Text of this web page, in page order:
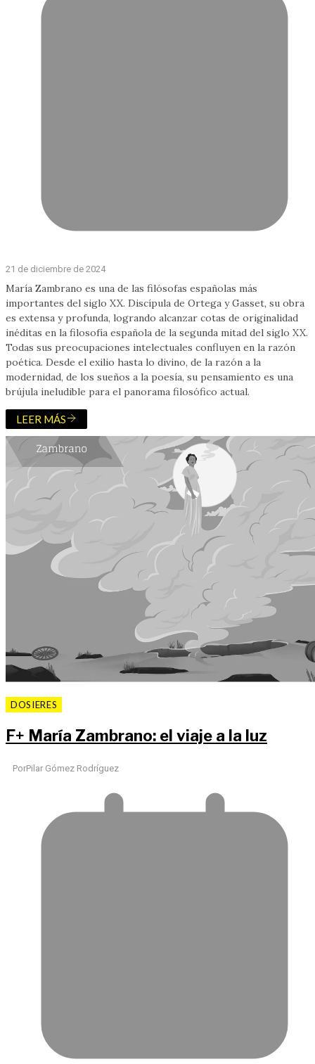
21 de diciembre de 2024
María Zambrano es una de las filósofas españolas más
importantes del siglo XX. Discípula de Ortega y Gasset, su obra
es extensa y profunda, logrando alcanzar cotas de originalidad
inéditas en la filosofía española de la segunda mitad del siglo XX.
Todas sus preocupaciones intelectuales confluyen en la razón
poética. Desde el exilio hasta lo divino, de la razón a la
modernidad, de los sueños a la poesía, su pensamiento es una
brújula ineludible para el panorama filosófico actual.
LEER MÁS
DOSIERES
F+ María Zambrano: el viaje a la luz
PorPilar Gómez Rodríguez